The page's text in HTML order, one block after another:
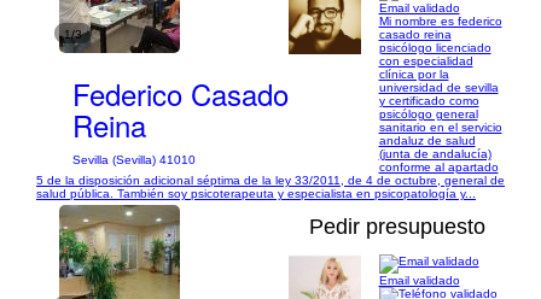
1/3
Federico Casado
Reina
Sevilla (Sevilla) 41010
Email validado
Mi nombre es federico
casado reina
psicólogo licenciado
con especialidad
clínica por la
universidad de sevilla
y certificado como
psicólogo general
sanitario en el servicio
andaluz de salud
(junta de andalucía)
conforme al apartado
5 de la disposición adicional séptima de la ley 33/2011, de 4 de octubre, general de
salud pública. También soy psicoterapeuta y especialista en psicopatología y...
Pedir presupuesto
Email validado